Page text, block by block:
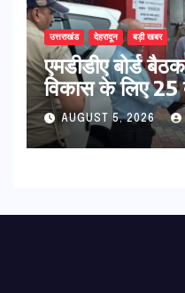
उत्तराखंड देहरादून बड़ी खबर
एमडीडीए बोर्ड
विकास के लिए 25
हरी झंडी
AUGUST 5, 2026